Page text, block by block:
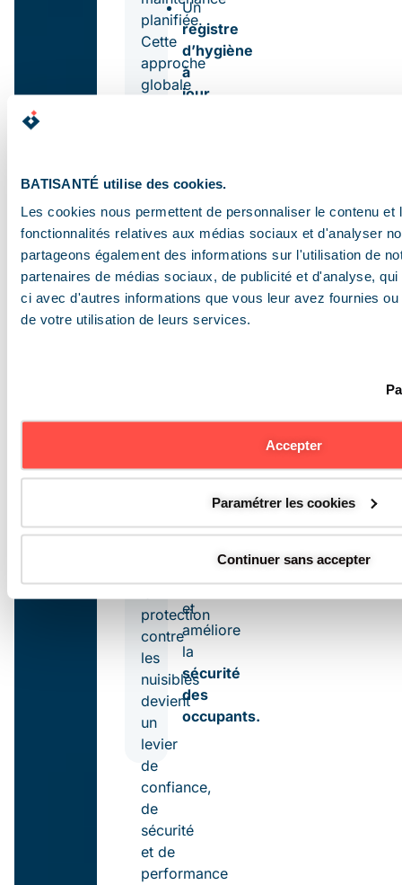
BATISANTÉ utilise des cookies.
Les cookies nous permettent de personnaliser le contenu
fonctionnalités relatives aux médias sociaux et d'analyser
partageons également des informations sur l'utilisation de
partenaires de médias sociaux, de publicité et d'analyse,
ci avec d'autres informations que vous leur avez fournies
de votre utilisation de leurs services.
Accepter
Paramétrer les cookies
Continuer sans accepter
Un
registre
d’hygiène
à
jour
de
installations
votre
responsabilité
régulière
réduit
maintenance
et
améliore
la
sécurité
des
occupants.
planifiée.
Cette
approche
globale
les
risques
d’infestation,
de
préserver
la
salubrité
de
protection
contre
les
nuisibles
devient
un
levier
de
confiance,
de
sécurité
et de
performance